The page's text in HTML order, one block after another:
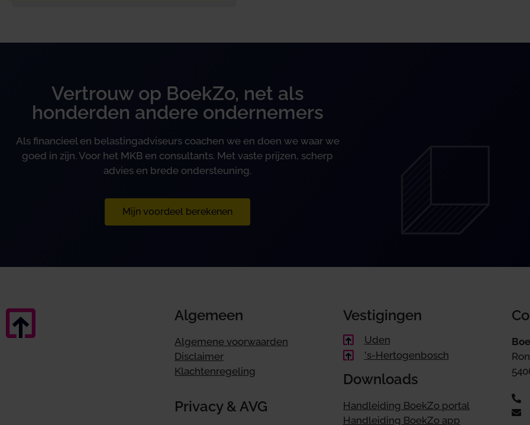
Vertrouw op BoekZo, net als
honderden andere ondernemers
Als financieel en belastingadviseurs coachen we en doen we waar we
goed in zijn. Voor het MKB en consultants. Met vaste prijzen, scherp
advies en brede ondersteuning.
Mijn voordeel berekenen
Algemeen
Algemene voorwaarden
Disclaimer
Klachtenregeling
Privacy & AVG
Vestigingen
Uden
's-Hertogenbosch
Downloads
Handleiding BoekZo portal
Handleiding BoekZo app